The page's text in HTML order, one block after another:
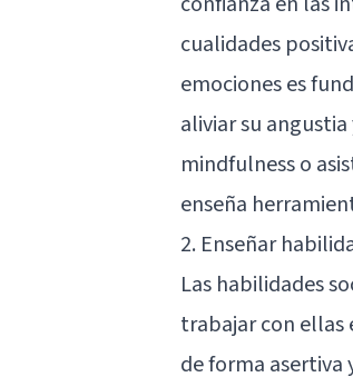
cualidades
emociones es
aliviar su
mindfulness o
enseña
2. Enseñar
Las habilidades
trabajar con ellas
de forma asertiva